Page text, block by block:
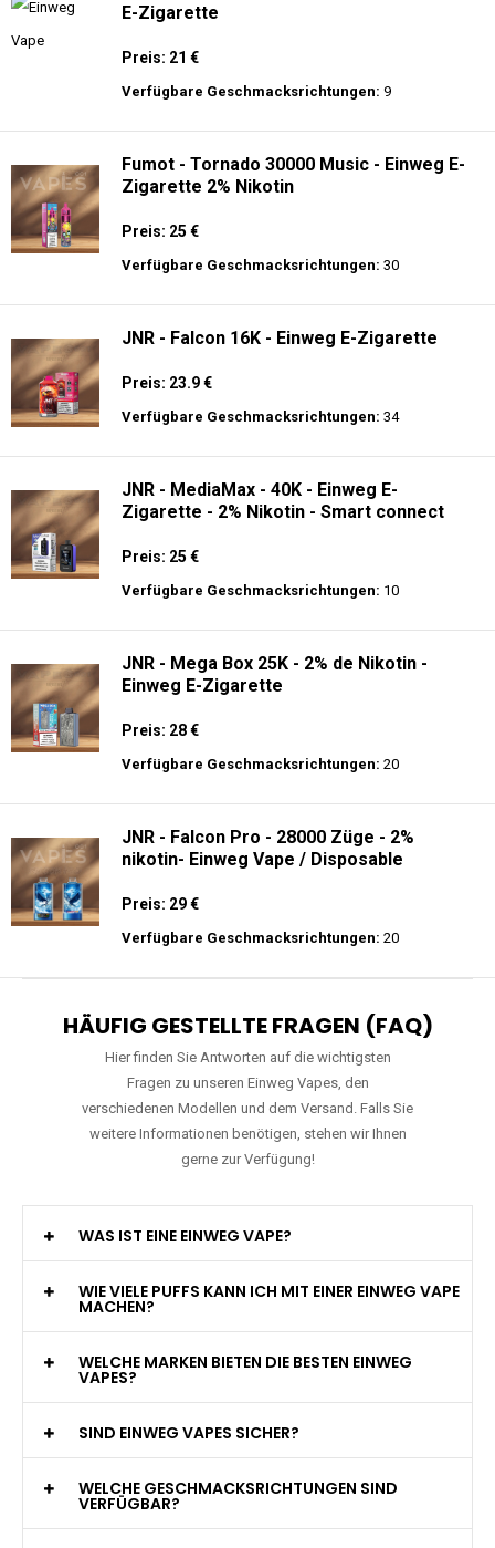
E-Zigarette
Preis: 21 €
Verfügbare Geschmacksrichtungen: 9
Fumot - Tornado 30000 Music - Einweg E-
Zigarette 2% Nikotin
Preis: 25 €
Verfügbare Geschmacksrichtungen: 30
JNR - Falcon 16K - Einweg E-Zigarette
Preis: 23.9 €
Verfügbare Geschmacksrichtungen: 34
JNR - MediaMax - 40K - Einweg E-
Zigarette - 2% Nikotin - Smart connect
Preis: 25 €
Verfügbare Geschmacksrichtungen: 10
JNR - Mega Box 25K - 2% de Nikotin -
Einweg E-Zigarette
Preis: 28 €
Verfügbare Geschmacksrichtungen: 20
JNR - Falcon Pro - 28000 Züge - 2%
nikotin- Einweg Vape / Disposable
Preis: 29 €
Verfügbare Geschmacksrichtungen: 20
HÄUFIG GESTELLTE FRAGEN (FAQ)
Hier finden Sie Antworten auf die wichtigsten
Fragen zu unseren Einweg Vapes, den
verschiedenen Modellen und dem Versand. Falls Sie
weitere Informationen benötigen, stehen wir Ihnen
gerne zur Verfügung!
WAS IST EINE EINWEG VAPE?
WIE VIELE PUFFS KANN ICH MIT EINER EINWEG VAPE
MACHEN?
WELCHE MARKEN BIETEN DIE BESTEN EINWEG
VAPES?
SIND EINWEG VAPES SICHER?
WELCHE GESCHMACKSRICHTUNGEN SIND
VERFÜGBAR?